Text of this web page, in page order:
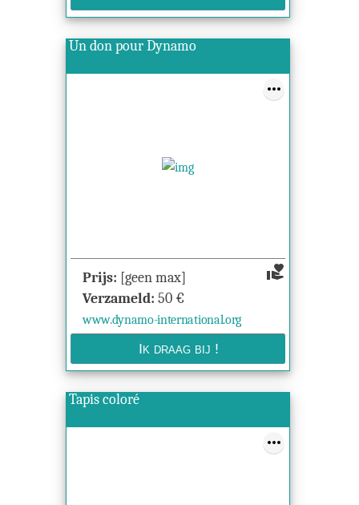
Un don pour Dynamo
volunteer_activism
Prijs: [geen max]
Verzameld: 50 €
www.dynamo-international.org
Tapis coloré